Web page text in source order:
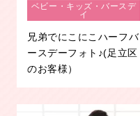
ベビー・キッズ・バースデ
イ
兄弟でにこにこハーフバ
ースデーフォト♪(足立区
のお客様）